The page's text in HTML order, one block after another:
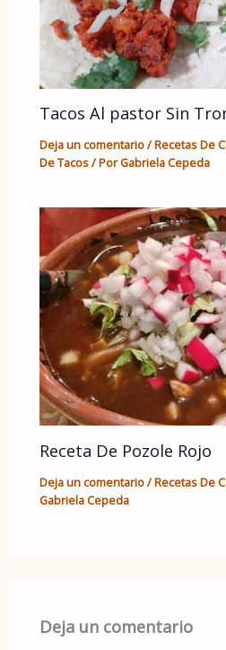
Tacos Al pastor Sin
Deja un comentario/Recetas De
De Tacos/ PorGabriela Cepeda
Receta De Pozole Rojo
Deja un comentario/Recetas De
Gabriela Cepeda
Deja un comentario